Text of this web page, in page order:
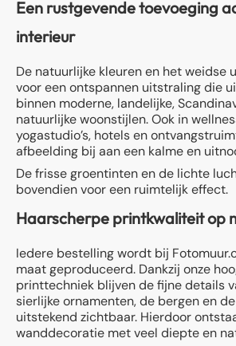
Een rustgevende toevoeging
interieur
De natuurlijke kleuren en het weidse
voor een ontspannen uitstraling die
binnen moderne, landelijke,
natuurlijke woonstijlen. Ook in
yogastudio’s, hotels en
afbeelding bij aan een kalme en
De frisse groentinten en de lichte
bovendien voor een ruimtelijk effect.
Haarscherpe printkwaliteit op
Iedere bestelling wordt bij
maat geproduceerd. Dankzij onze
printtechniek blijven de fijne details
sierlijke ornamenten, de bergen en
uitstekend zichtbaar. Hierdoor
wanddecoratie met veel diepte en